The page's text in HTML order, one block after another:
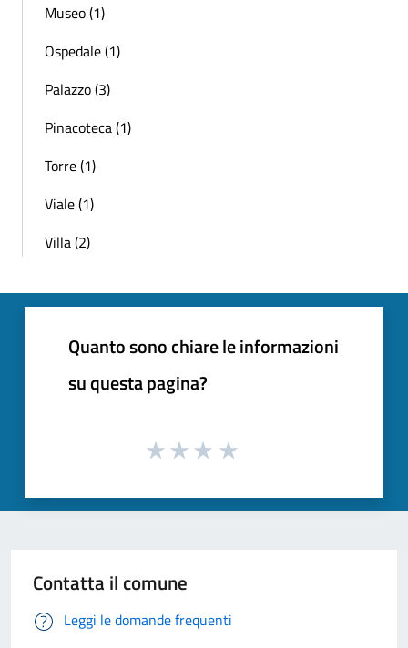
Museo (1)
Ospedale (1)
Palazzo (3)
Pinacoteca (1)
Torre (1)
Viale (1)
Villa (2)
Quanto sono chiare le informazioni
su questa pagina?
Contatta il comune
Leggi le domande frequenti